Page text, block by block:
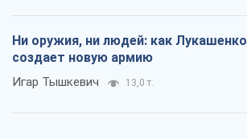
Ни оружия, ни людей: как Лукашенко
создает новую армию
Игар Тышкевич 13,0 т.